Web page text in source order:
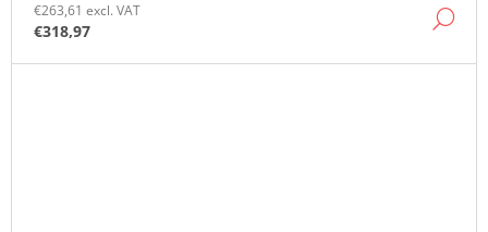
€263,61 excl. VAT
€318,97